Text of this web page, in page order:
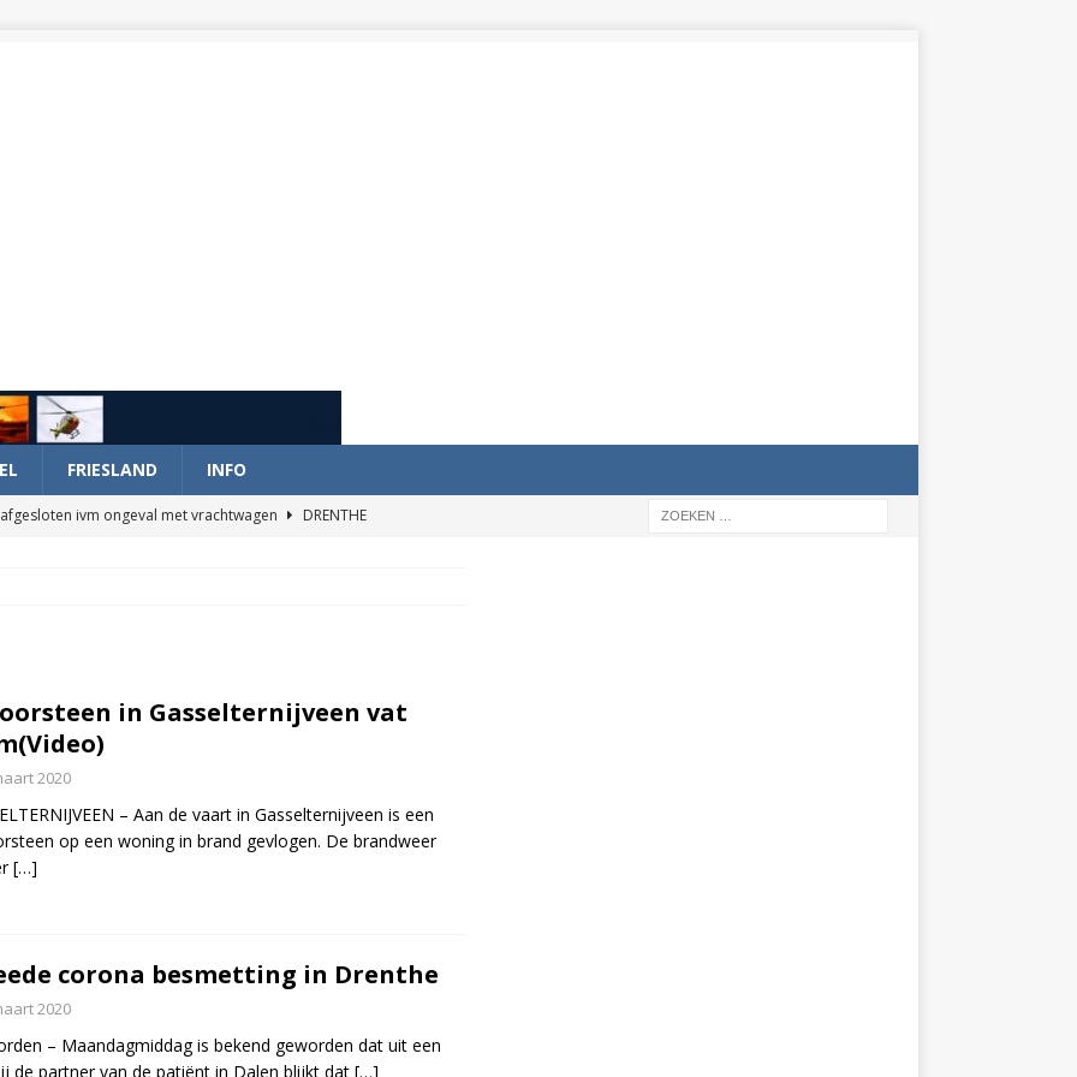
FRIESLAND INFO
ivm ongeval met vrachtwagen
DRENTHE
met mest van de weg door klapband N34 Odoorn(Video)
in Gasselternijveen vat
2020
– Aan de vaart in Gasselternijveen is een
op een woning in brand gevlogen. De brandweer
[…]
corona besmetting in Drenthe
2020
– Maandagmiddag is bekend geworden dat uit een
de partner van de patiënt in Dalen blijkt dat […]